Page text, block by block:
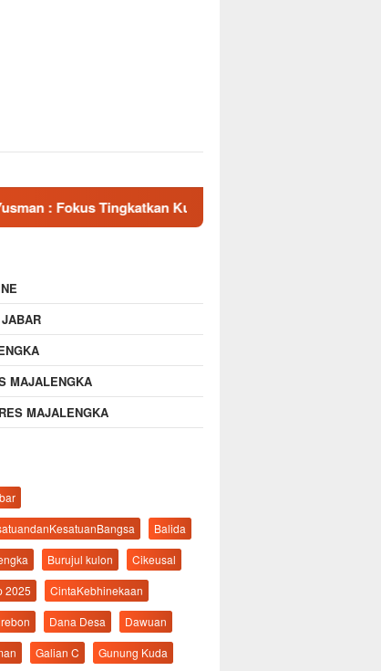
Tingkatkan Kualitas Jurnalis.
MAJALENGKA
MAJALENGKA
Balida
Burujul kulon
Cikeusal
2025
CintaKebhinekaan
Dana Desa
Dawuan
Galian C
Gunung Kuda